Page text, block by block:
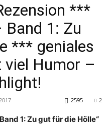
***
1: Zu
*** geniales
viel Humor –
2
2595
1: Zu gut für die Hölle“